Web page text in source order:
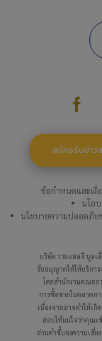
ทองคำแท่งร
สมัครรับข่าว
ข้อกำหนดและเงื่
นโย
นโยบายความปลอดภั
บริษัท วายแอลจี บูลเ
รับอนุญาตให้ให้บริการ
โดยสำนักงานคณะ
การซื้อขายในตลาดก
เนื่องจากอาจทำให้เกิ
สอบให้แน่ใจว่าคุณเ
อ่านคำชี้แจงความเสี่ยง